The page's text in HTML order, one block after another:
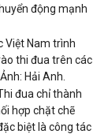
Việt Nam trình
thi đua trên các
Hải Anh.
đua chỉ thành
hợp chặt chẽ
biệt là công tác